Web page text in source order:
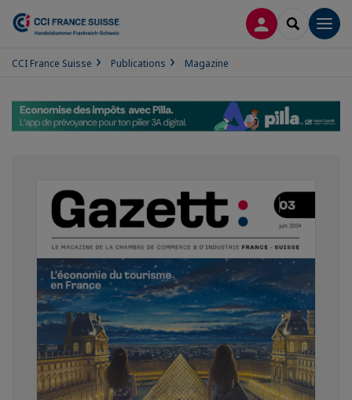
CONNEXION
CCI France Suisse Publications Magazine